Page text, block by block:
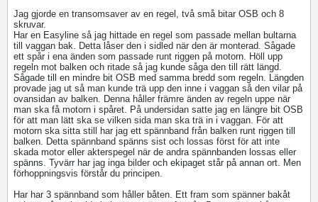
Jag gjorde en transomsaver av en regel, två små bitar OSB och 8
skruvar.
Har en Easyline så jag hittade en regel som passade mellan bultarna
till vaggan bak. Detta låser den i sidled när den är monterad. Sågade
ett spår i ena änden som passade runt riggen på motorn. Höll upp
regeln mot balken och ritade så jag kunde såga den till rätt längd.
Sågade till en mindre bit OSB med samma bredd som regeln. Längden
provade jag ut så man kunde trä upp den inne i vaggan så den vilar på
ovansidan av balken. Denna håller främre änden av regeln uppe när
man ska få motorn i spåret. På undersidan satte jag en längre bit OSB
för att man lätt ska se vilken sida man ska trä in i vaggan. För att
motorn ska sitta still har jag ett spännband från balken runt riggen till
balken. Detta spännband spänns sist och lossas först för att inte
skada motor eller akterspegel när de andra spännbanden lossas eller
spänns. Tyvärr har jag inga bilder och ekipaget står på annan ort. Men
förhoppningsvis förstår du principen.
Har har 3 spännband som håller båten. Ett fram som spänner bakåt